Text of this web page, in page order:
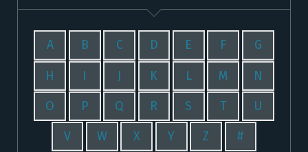
A B C D E F G
H I J K L M N
O P Q R S T U
V W X Y Z #